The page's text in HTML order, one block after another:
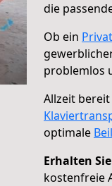
die
Ob ein
problemlos
Allzeit
optimale
Erhalten
kostenfreie